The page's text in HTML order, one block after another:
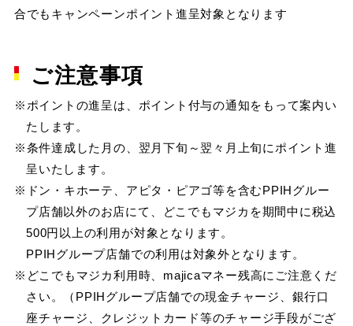
合でもキャンペーンポイント進呈対象となります
ご注意事項
※ポイントの進呈は、ポイント付与の通知をもって案内い
たします。
※条件達成した月の、翌月下旬～翌々月上旬にポイント進
呈いたします。
※ドン・キホーテ、アピタ・ピアゴ等を含むPPIHグルー
プ店舗以外のお店にて、どこでもマジカを期間中に税込
500円以上の利用が対象となります。
PPIHグループ店舗での利用は対象外となります。
※どこでもマジカ利用時、majicaマネー残高にご注意くだ
さい。（PPIHグループ店舗での現金チャージ、銀行口
座チャージ、クレジットカード等のチャージ手段がござ